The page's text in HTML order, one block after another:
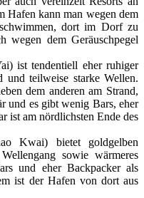
Hafen kann man wegen dem
dort im Dorf zu
wegen dem Geräuschpegel
ist tendentiell eher ruhiger
und teilweise starke Wellen.
dem anderen am Strand,
und es gibt wenig Bars, eher
ist am nördlichsten Ende des
Kwai) bietet goldgelben
sowie wärmeres
und eher Backpacker als
ist der Hafen von dort aus